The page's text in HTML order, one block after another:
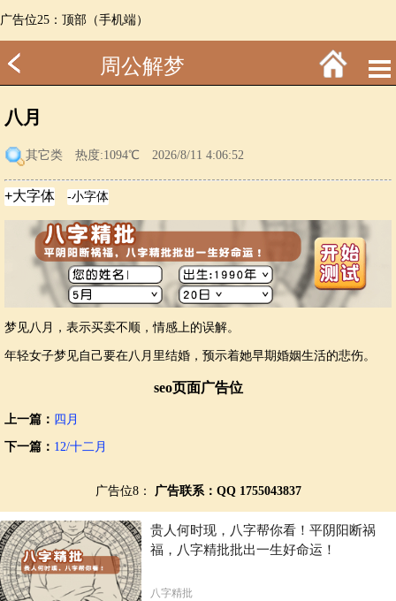
广告位25：顶部（手机端）
周公解梦
八月
其它类 热度:1094℃ 2026/8/11 4:06:52
梦见八月，表示买卖不顺，情感上的误解。
年轻女子梦见自己要在八月里结婚，预示着她早期婚姻生活的悲伤。
seo页面广告位
上一篇： 四月
下一篇： 12/十二月
广告位8： 广告联系：QQ 1755043837
贵人何时现，八字帮你看！平阴阳断祸
福，八字精批批出一生好命运！
八字精批